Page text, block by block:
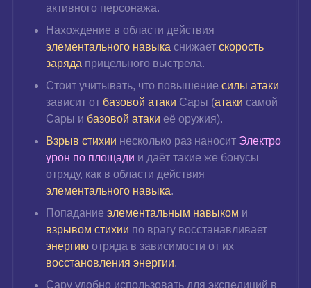
активного персонажа.
Нахождение в области действия
элементального навыка снижает скорость
заряда прицельного выстрела.
Стоит учитывать, что повышение силы атаки
зависит от базовой атаки Сары (атаки самой
Сары и базовой атаки её оружия).
Взрыв стихии несколько раз наносит Электро
урон по площади и даёт такие же бонусы
отряду, как в области действия
элементального навыка.
Попадание элементальным навыком и
взрывом стихии по врагу восстанавливает
энергию отряда в зависимости от их
восстановления энергии.
Сару удобно использовать для экспедиций в